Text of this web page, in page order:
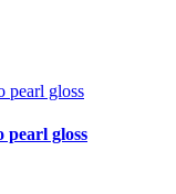
pearl gloss